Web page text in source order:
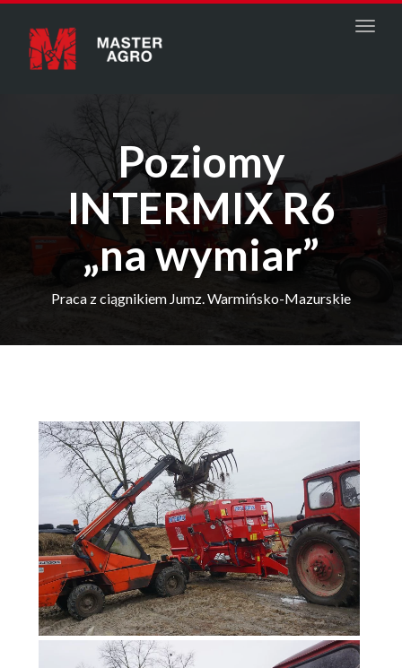
Menu
Poziomy
INTERMIX R6
„na wymiar”
Praca z ciągnikiem Jumz. Warmińsko-Mazurskie